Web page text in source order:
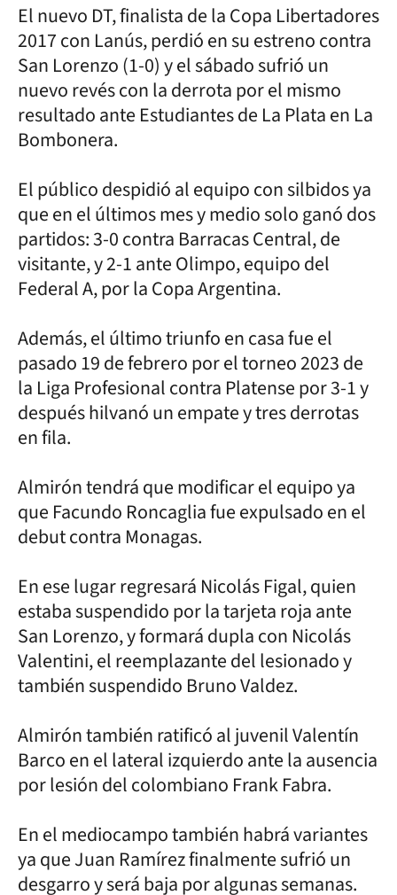
El nuevo DT, finalista de la Copa Libertadores
2017 con Lanús, perdió en su estreno contra
San Lorenzo (1-0) y el sábado sufrió un
nuevo revés con la derrota por el mismo
resultado ante Estudiantes de La Plata en La
Bombonera.
El público despidió al equipo con silbidos ya
que en el últimos mes y medio solo ganó dos
partidos: 3-0 contra Barracas Central, de
visitante, y 2-1 ante Olimpo, equipo del
Federal A, por la Copa Argentina.
Además, el último triunfo en casa fue el
pasado 19 de febrero por el torneo 2023 de
la Liga Profesional contra Platense por 3-1 y
después hilvanó un empate y tres derrotas
en fila.
Almirón tendrá que modificar el equipo ya
que Facundo Roncaglia fue expulsado en el
debut contra Monagas.
En ese lugar regresará Nicolás Figal, quien
estaba suspendido por la tarjeta roja ante
San Lorenzo, y formará dupla con Nicolás
Valentini, el reemplazante del lesionado y
también suspendido Bruno Valdez.
Almirón también ratificó al juvenil Valentín
Barco en el lateral izquierdo ante la ausencia
por lesión del colombiano Frank Fabra.
En el mediocampo también habrá variantes
ya que Juan Ramírez finalmente sufrió un
desgarro y será baja por algunas semanas.